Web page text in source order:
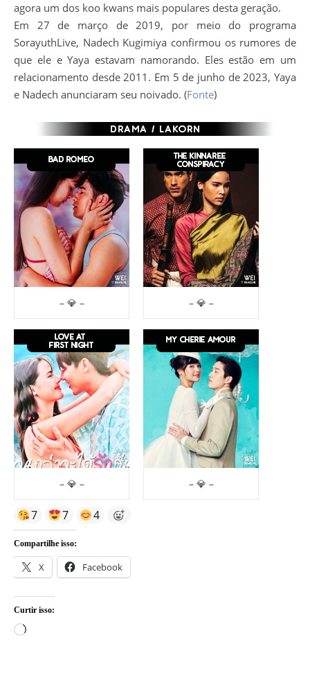
agora um dos koo kwans mais populares desta geração.
Em 27 de março de 2019, por meio do programa
SorayuthLive, Nadech Kugimiya confirmou os rumores de
que ele e Yaya estavam namorando. Eles estão em um
relacionamento desde 2011. Em 5 de junho de 2023, Yaya
e Nadech anunciaram seu noivado. (Fonte)
– 💎 – – 💎 –
– 💎 – – 💎 –
7 7 4
Compartilhe isso:
X Facebook
Curtir isso:
Carregando...